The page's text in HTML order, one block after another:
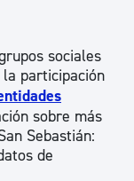
sociales
participación
sobre más
Sebastián:
de